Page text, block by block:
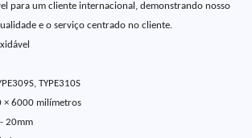
para um cliente internacional, demonstrando nosso
e o serviço centrado no cliente.
TYPE310S
× 6000 milímetros
20mm